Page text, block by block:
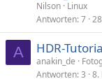
Nilson Linux
Antworten 7
A HDR-
anakin_de
Antworten 3 8.